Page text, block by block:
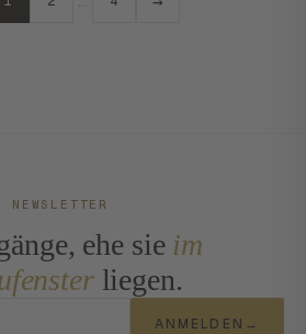
NEWSLETTER
ehe sie im
liegen.
ANMELDEN →